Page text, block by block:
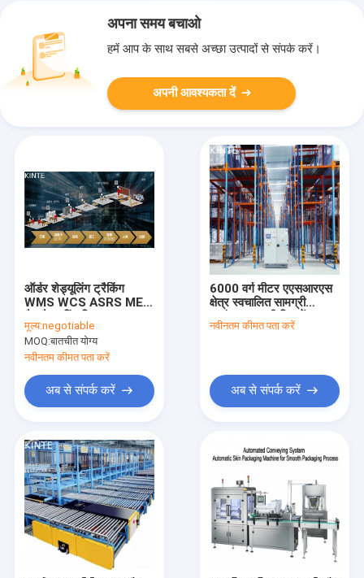
अपना समय बचाओ
हमें आप के साथ सबसे अच्छा उत्पादों से संपर्क करें।
अपनी आवश्यकता दें
ऑर्डर शेड्यूलिंग ट्रैकिंग
WMS WCS ASRS MES
मूल्य:negotiable
MOQ:बातचीत योग्य
नवीनतम कीमत पता करें
अब से संपर्क करें
6000 वर्ग मीटर एएसआरएस
क्षेत्र स्वचालित सामग्री
प्रबंधन प्रणाली जिसमें
पीएलसी नियंत्रण प्रणाली और
नवीनतम कीमत पता करें
अब से संपर्क करें